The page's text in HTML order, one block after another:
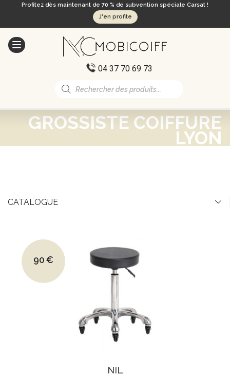
Profitez dès maintenant de 70 % de subvention spéciale Carsat !
J'en profite
04 37 70 69 73
Recherche
de
GROSSISTE COIFFURE
LYON
CATALOGUE
Le prix initial était : 120€.
90€
Le prix actuel est : 90€.
NIL